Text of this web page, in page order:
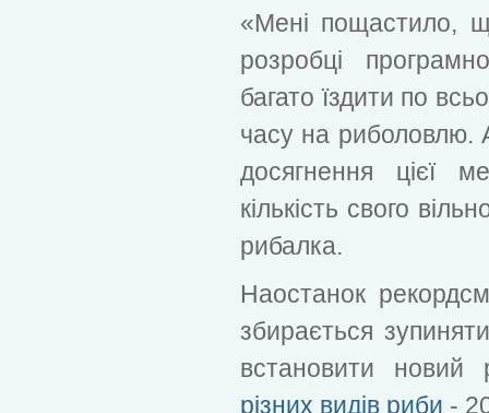
«Мені пощастило,
розробці
багато їздити по
часу на риболовлю.
досягнення цієї
кількість свого
рибалка.
Наостанок
збирається
встановити новий
різних видів риби -